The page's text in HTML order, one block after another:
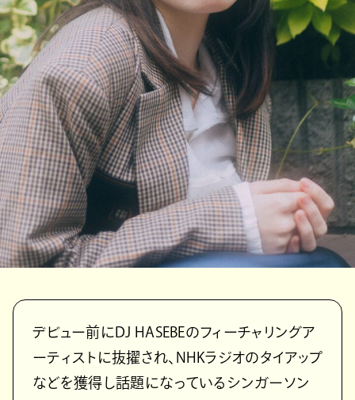
デビュー前にDJ HASEBEのフィーチャリングア
ーティストに抜擢され、NHKラジオのタイアップ
などを獲得し話題になっているシンガーソン